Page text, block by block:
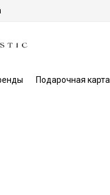
Подарочная карта